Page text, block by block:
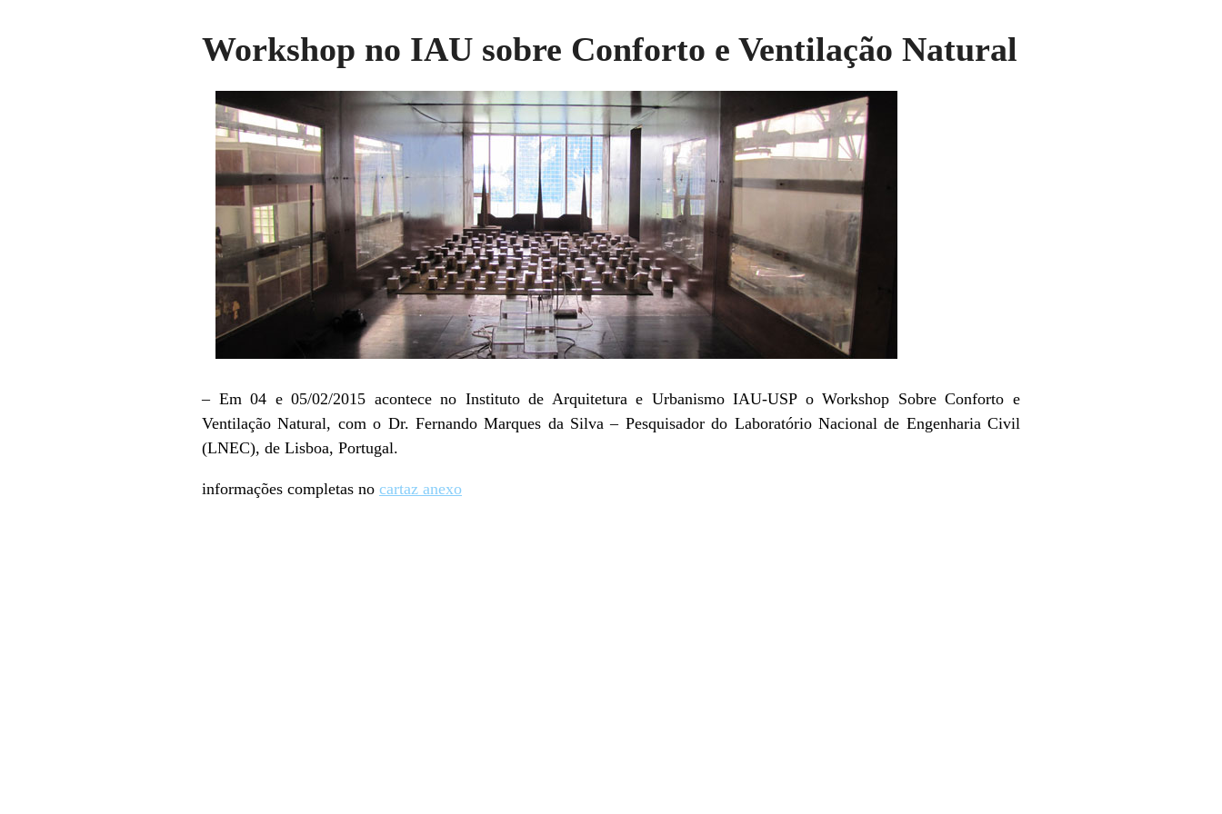
Workshop no IAU sobre Conforto e Ventilação Natural
– Em 04 e 05/02/2015 acontece no Instituto de Arquitetura e Urbanismo IAU-USP o Workshop Sobre Conforto e
Ventilação Natural, com o Dr. Fernando Marques da Silva – Pesquisador do Laboratório Nacional de Engenharia Civil
(LNEC), de Lisboa, Portugal.
informações completas no cartaz anexo